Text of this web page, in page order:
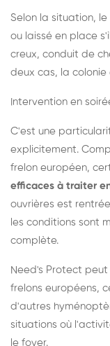
Selon la situation,
ou laissé en place
creux, conduit de
deux cas, la colonie
Intervention en
C'est une
explicitement.
frelon européen,
efficaces à traiter
ouvrières est
les conditions sont
complète.
Need's Protect peut
frelons européens,
d'autres
situations où
le foyer.